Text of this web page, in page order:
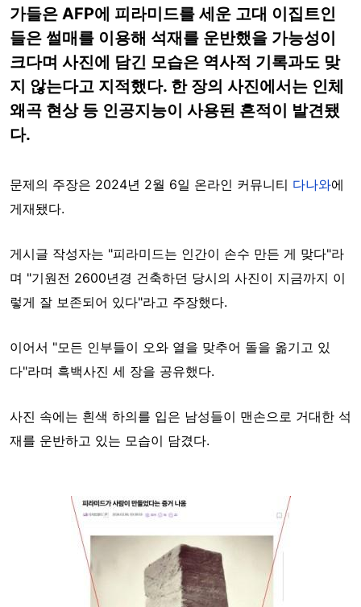
가들은 AFP에 피라미드를 세운 고대 이집트인
들은 썰매를 이용해 석재를 운반했을 가능성이
크다며 사진에 담긴 모습은 역사적 기록과도 맞
지 않는다고 지적했다. 한 장의 사진에서는 인체
왜곡 현상 등 인공지능이 사용된 흔적이 발견됐
다.
문제의 주장은 2024년 2월 6일 온라인 커뮤니티 다나와에
게재됐다.
게시글 작성자는 "피라미드는 인간이 손수 만든 게 맞다"라
며 "기원전 2600년경 건축하던 당시의 사진이 지금까지 이
렇게 잘 보존되어 있다"라고 주장했다.
이어서 "모든 인부들이 오와 열을 맞추어 돌을 옮기고 있
다"라며 흑백사진 세 장을 공유했다.
사진 속에는 흰색 하의를 입은 남성들이 맨손으로 거대한 석
재를 운반하고 있는 모습이 담겼다.